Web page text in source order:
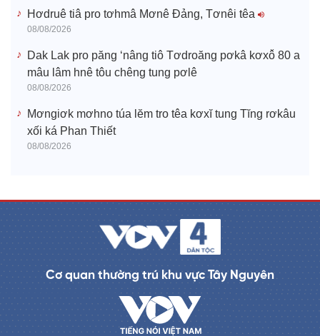
Hơdruê tiâ pro tơhmâ Mơnê Đảng, Tơnêi têa
08/08/2026
Dak Lak pro păng ‘nâng tiô Tơdroăng pơkâ kơxô̆ 80 a
mâu lâm hnê tôu chêng tung pơlê
08/08/2026
Mơngiơk mơhno túa lĕm tro têa kơxĭ tung Tĭng rơkâu
xối ká Phan Thiết
08/08/2026
Cơ quan thường trú khu vực Tây Nguyên